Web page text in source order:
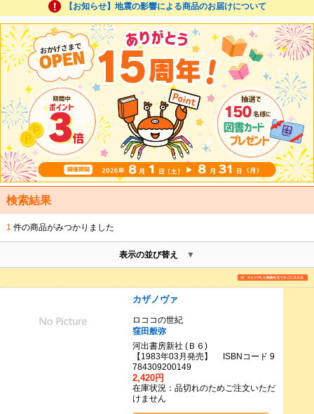
【お知らせ】地震の影響による商品のお届けについて
検索結果
1 件の商品がみつかりました
表示の並び替え
カザノヴァ
ロココの世紀
窪田般弥
河出書房新社 (Ｂ６)
【1983年03月発売】 ISBNコード 9
784309200149
2,420円
在庫状況：品切れのためご注文いただ
けません